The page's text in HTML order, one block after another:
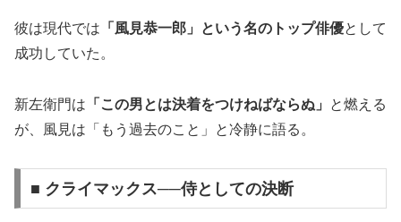
彼は現代では 「風見恭一郎」という名のトップ俳優として
成功していた。
新左衛門は 「この男とは決着をつけねばならぬ」
と燃える
が、風見は「もう過去のこと」と冷静に語る。
■ クライマックス──侍としての決断